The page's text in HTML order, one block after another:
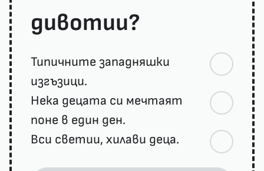
дивотии?
Типичните западняшки
изгъзици.
Нека децата си мечтаят
поне в един ден.
Вси светии, хилави деца.